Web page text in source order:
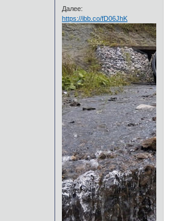
Далее:
https://ibb.co/fD06JhK